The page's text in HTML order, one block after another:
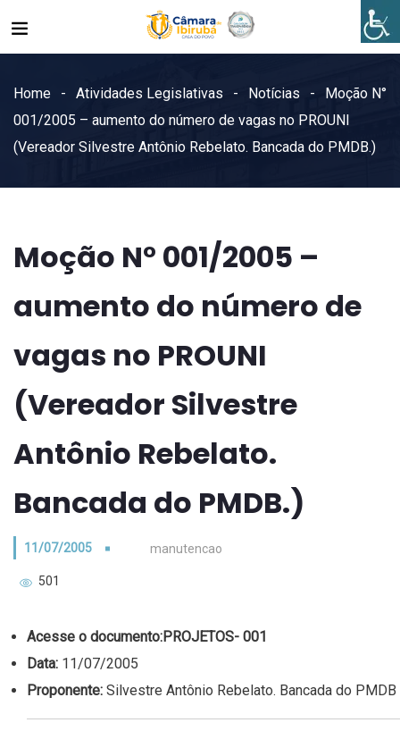
Home Atividades Legislativas Notícias
Moção N°
001/2005 – aumento do número de vagas no PROUNI
(Vereador Silvestre Antônio Rebelato. Bancada do PMDB.)
Moção N° 001/2005 –
aumento do número de
vagas no PROUNI
(Vereador Silvestre
Antônio Rebelato.
Bancada do PMDB.)
11/07/2005 manutencao
501
Acesse o documento:PROJETOS- 001
Data: 11/07/2005
Proponente: Silvestre Antônio Rebelato. Bancada do PMDB